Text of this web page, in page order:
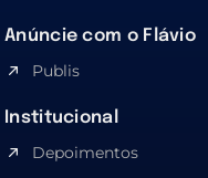
Anúncie com o Flávio
Publis
Institucional
Depoimentos